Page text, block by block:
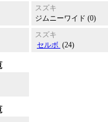
スズキ
ジムニーワイド (0)
スズキ
セルボ (24)